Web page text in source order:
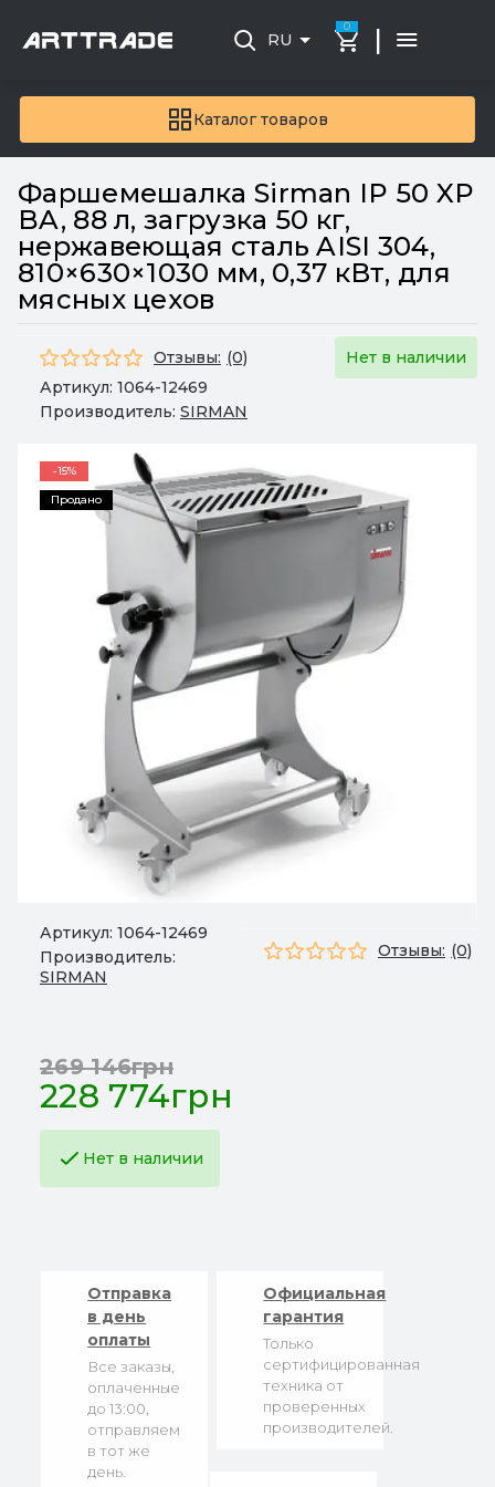
Каталог товаров
RU
0 |
Фаршемешалка Sirman IP 50 XP
BA, 88 л, загрузка 50 кг,
нержавеющая сталь AISI 304,
810×630×1030 мм, 0,37 кВт, для
мясных цехов
Отзывы: (0)
Нет в наличии
Артикул: 1064-12469
Производитель: SIRMAN
-15%
Продано
Артикул: 1064-12469
Производитель:
SIRMAN
Отзывы: (0)
228 774грн
269 146грн
Нет в наличии
Отправка
в день
оплаты
Все заказы,
оплаченные
до 13:00,
отправляем
в тот же
день.
Официальная
гарантия
Только
сертифицированная
техника от
проверенных
производителей.